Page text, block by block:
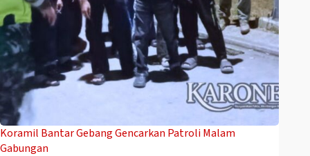
Koramil Bantar Gebang Gencarkan Patroli Malam
Gabungan